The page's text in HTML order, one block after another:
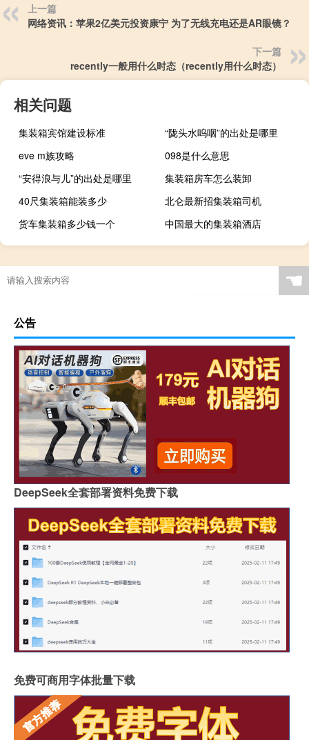
上一篇
网络资讯：苹果2亿美元投资康宁 为了无线充电还是AR眼镜？
下一篇
recently一般用什么时态（recently用什么时态）
相关问题
集装箱宾馆建设标准
“陇头水呜咽”的出处是哪里
eve m族攻略
098是什么意思
“安得浪与儿”的出处是哪里
集装箱房车怎么装卸
40尺集装箱能装多少
北仑最新招集装箱司机
货车集装箱多少钱一个
中国最大的集装箱酒店
☚
公告
DeepSeek全套部署资料免费下载
免费可商用字体批量下载